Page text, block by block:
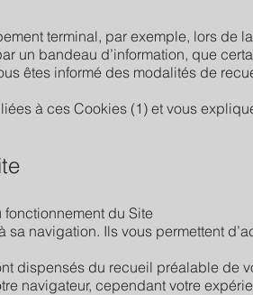
terminal, par exemple, lors de
un bandeau d’information, que
êtes informé des modalités de
à ces Cookies (1) et vous
du Site
navigation. Ils vous permettent
dispensés du recueil préalable de
navigateur, cependant votre